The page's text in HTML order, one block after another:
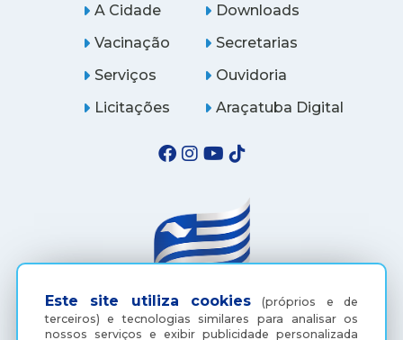
Este site utiliza cookies (próprios e de
terceiros) e tecnologias similares para analisar os
nossos serviços e exibir publicidade personalizada
A Cidade
Downloads
Vacinação
Serviços
Licitações
Secretarias
Ouvidoria
Araçatuba Digital
(18) 3607-6500